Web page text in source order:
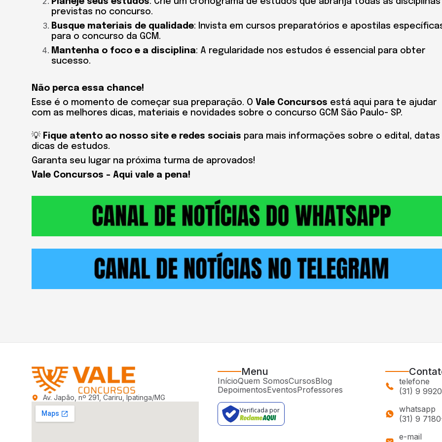
previstas no concurso.
Busque materiais de qualidade: Invista em cursos preparatórios e apostilas
para o concurso da GCM.
Mantenha o foco e a disciplina: A regularidade nos estudos é essencial para obter
sucesso.
Não perca essa chance!
Esse é o momento de começar sua preparação. O Vale Concursos está aqui para te ajudar
com as melhores dicas, materiais e novidades sobre o concurso GCM São Paulo- SP.
💡 Fique atento ao nosso site e redes sociais para mais informações sobre o edital, datas
dicas de estudos.
Garanta seu lugar na próxima turma de aprovados!
Vale Concursos – Aqui vale a pena!
Av. Japão, nº 291, Cariru, Ipatinga/MG
Menu
InícioQuem SomosCursosBlog
DepoimentosEventosProfessores
Verificada por
telefone
(31) 9
whatsapp
(31) 9
e-mail